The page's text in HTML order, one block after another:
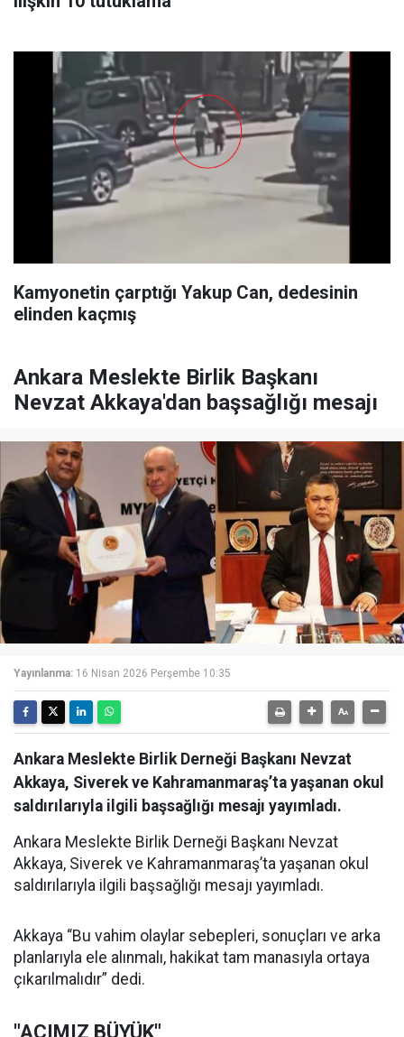
Kamyonetin çarptığı Yakup Can, dedesinin
elinden kaçmış
Ankara Meslekte Birlik Başkanı
Nevzat Akkaya'dan başsağlığı mesajı
Yayınlanma: 16 Nisan 2026 Perşembe 10:35
Ankara Meslekte Birlik Derneği Başkanı Nevzat
Akkaya, Siverek ve Kahramanmaraş’ta yaşanan okul
saldırılarıyla ilgili başsağlığı mesajı yayımladı.
Ankara Meslekte Birlik Derneği Başkanı Nevzat
Akkaya, Siverek ve Kahramanmaraş’ta yaşanan okul
saldırılarıyla ilgili başsağlığı mesajı yayımladı.
Akkaya “Bu vahim olaylar sebepleri, sonuçları ve arka
planlarıyla ele alınmalı, hakikat tam manasıyla ortaya
çıkarılmalıdır” dedi.
"ACIMIZ BÜYÜK"